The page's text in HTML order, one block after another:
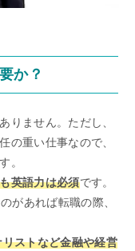
か？
りません。ただし、
の重い仕事なので、
。
英語力は必須です。
があれば転職の際、
ストなど金融や経営